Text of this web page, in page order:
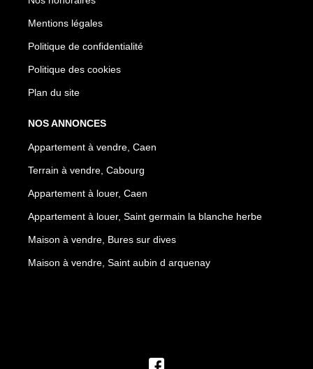
Mentions légales
Politique de confidentialité
Politique des cookies
Plan du site
NOS ANNONCES
Appartement à vendre, Caen
Terrain à vendre, Cabourg
Appartement à louer, Caen
Appartement à louer, Saint germain la blanche herbe
Maison à vendre, Bures sur dives
Maison à vendre, Saint aubin d arquenay